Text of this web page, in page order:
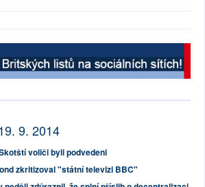
9. 2014
voliči byli podvedeni
zkritizoval "státní televizi BBC"